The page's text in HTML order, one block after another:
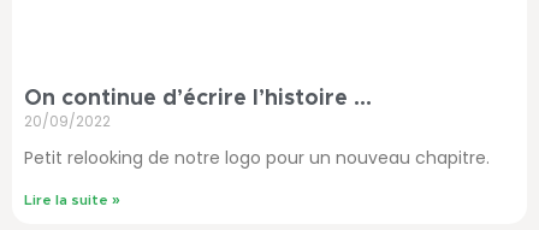
On continue d’écrire l’histoire …
20/09/2022
Petit relooking de notre logo pour un nouveau chapitre.
Lire la suite »